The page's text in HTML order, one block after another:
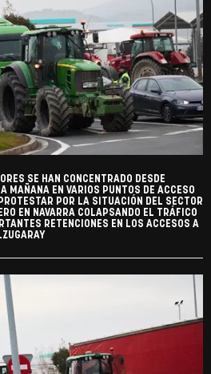
SE HAN CONCENTRADO DESDE
MAÑANA EN VARIOS PUNTOS DE ACCESO
POR LA SITUACIÓN DEL SECTOR
EN NAVARRA COLAPSANDO EL TRÁFICO
RETENCIONES EN LOS ACCESOS A